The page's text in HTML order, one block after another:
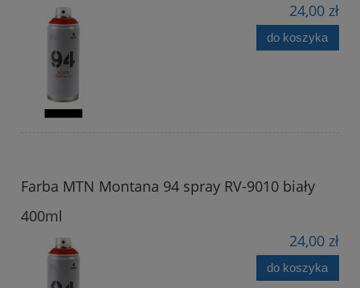
24,00 zł
do koszyka
Farba MTN Montana 94 spray RV-9010 biały
400ml
24,00 zł
do koszyka